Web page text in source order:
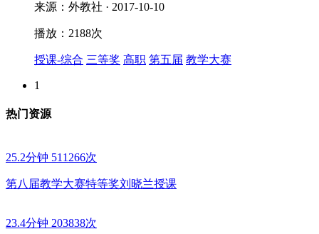
来源：外教社 · 2017-10-10
播放：2188次
授课-综合 三等奖 高职 第五届 教学大赛
1
热门资源
25.2分钟 511266次
第八届教学大赛特等奖刘晓兰授课
23.4分钟 203838次